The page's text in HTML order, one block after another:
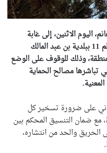
اليوم الاثنين، إلى غابة
بورحمة المجاورة للطريق الوطني رقم 11 ببلدية بن عبد المالك
وذلك للوقوف على الوضع
تباشرها مصالح الحماية
على ضرورة تسخير كل
مع ضمان التنسيق المحكم بين
والحد من انتشاره،